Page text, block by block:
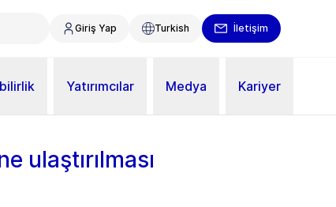
Giriş Yap Turkish İletişim
Yatırımcılar Medya Kariyer
ulaştırılması